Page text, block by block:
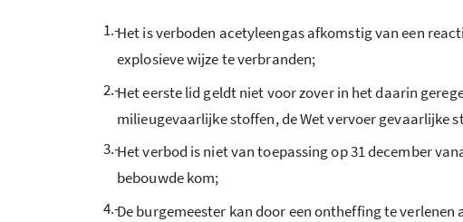
1.-Het is verboden acetyleengas afkomstig van een
explosieve wijze te verbranden;
2.-Het eerste lid geldt niet voor zover in het daarin
milieugevaarlijke stoffen, de Wet vervoer gevaarlijke
3.-Het verbod is niet van toepassing op 31 december
bebouwde kom;
4.-De burgemeester kan door een ontheffing te